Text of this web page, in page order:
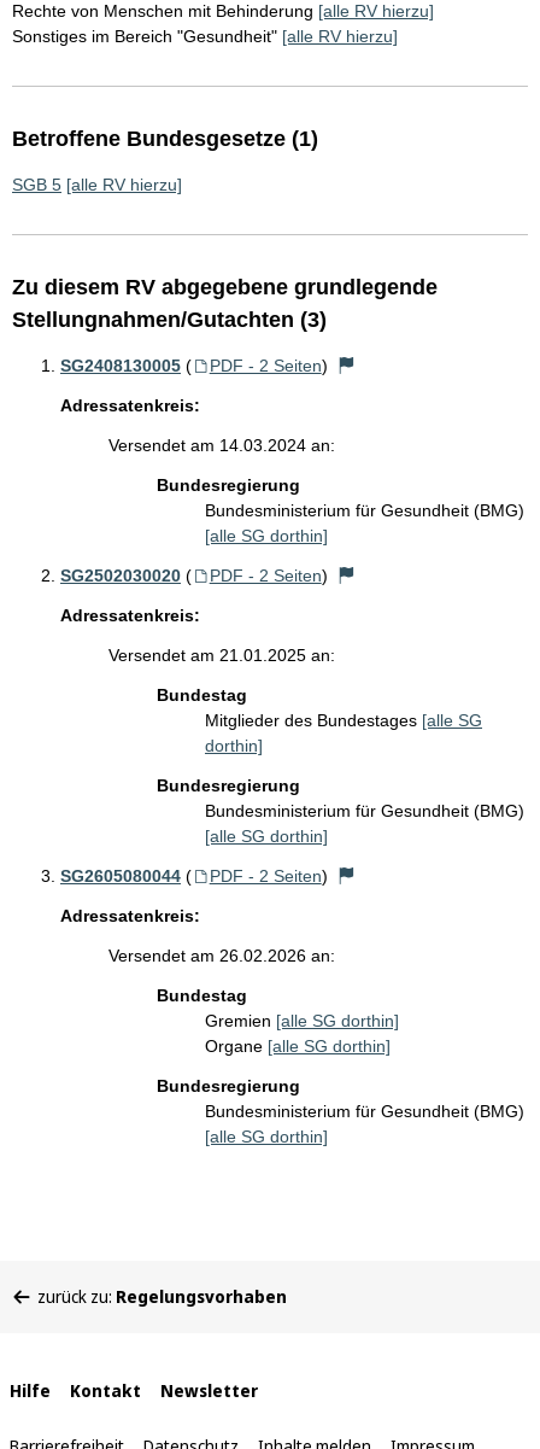
Rechte von Menschen mit Behinderung [alle RV hierzu]
Sonstiges im Bereich "Gesundheit" [alle RV hierzu]
Betroffene Bundesgesetze (1)
SGB 5 [alle RV hierzu]
Zu diesem RV abgegebene grundlegende
Stellungnahmen/Gutachten (3)
SG2408130005 ( PDF - 2 Seiten)
Adressatenkreis:
Versendet am 14.03.2024 an:
Bundesregierung
Bundesministerium für Gesundheit (BMG)
[alle SG dorthin]
SG2502030020 ( PDF - 2 Seiten)
Adressatenkreis:
Versendet am 21.01.2025 an:
Bundestag
Mitglieder des Bundestages [alle SG
dorthin]
Bundesregierung
Bundesministerium für Gesundheit (BMG)
[alle SG dorthin]
SG2605080044 ( PDF - 2 Seiten)
Adressatenkreis:
Versendet am 26.02.2026 an:
Bundestag
Gremien [alle SG dorthin]
Organe [alle SG dorthin]
Bundesregierung
Bundesministerium für Gesundheit (BMG)
[alle SG dorthin]
befinden
zurück zu: Regelungsvorhaben
Interne
Links
Hilfe Kontakt Newsletter